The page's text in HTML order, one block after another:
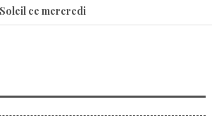
Soleil ce mercredi